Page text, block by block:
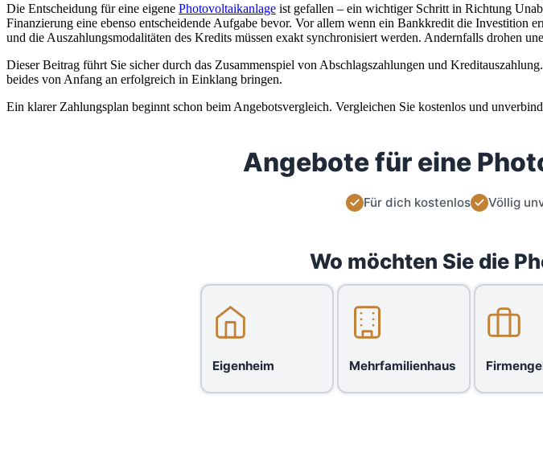
Die Entscheidung für eine eigene Photovoltaikanlage ist gefallen – ein wichtiger Schritt in Richtung
Finanzierung eine ebenso entscheidende Aufgabe bevor. Vor allem wenn ein Bankkredit die Investition
und die Auszahlungsmodalitäten des Kredits müssen exakt synchronisiert werden. Andernfalls drohen
Dieser Beitrag führt Sie sicher durch das Zusammenspiel von Abschlagszahlungen und
beides von Anfang an erfolgreich in Einklang bringen.
Ein klarer Zahlungsplan beginnt schon beim Angebotsvergleich. Vergleichen Sie kostenlos und
Angebote für eine
Für dich kostenlos Völlig
Wo möchten Sie die
Eigenheim Mehrfamilienhaus